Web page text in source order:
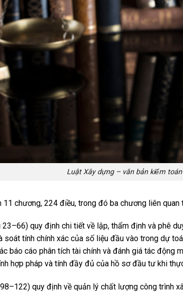
Luật Xây dựng – văn bản kiểm
11 chương, 224 điều, trong đó ba chương liên
quy định chi tiết về lập, thẩm định và phê
soát tính chính xác của số liệu đầu vào trong dự
báo cáo phân tích tài chính và đánh giá tác động
hợp pháp và tính đầy đủ của hồ sơ đầu tư khi
quy định về quản lý chất lượng công trình